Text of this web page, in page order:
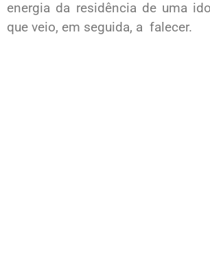
energia da residência de uma
que veio, em seguida, a falecer.